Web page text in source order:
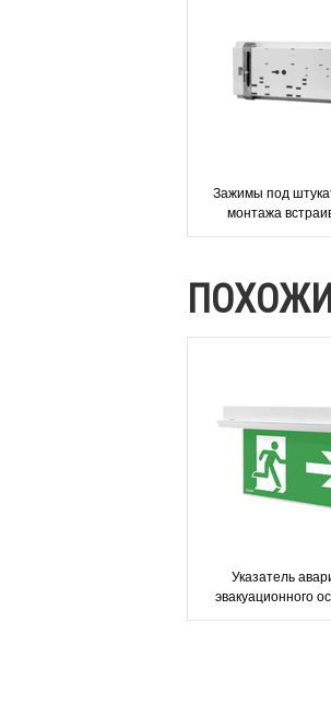
Зажимы под
монтажа
светильников
Указатель
эвакуационного
выходов IP22